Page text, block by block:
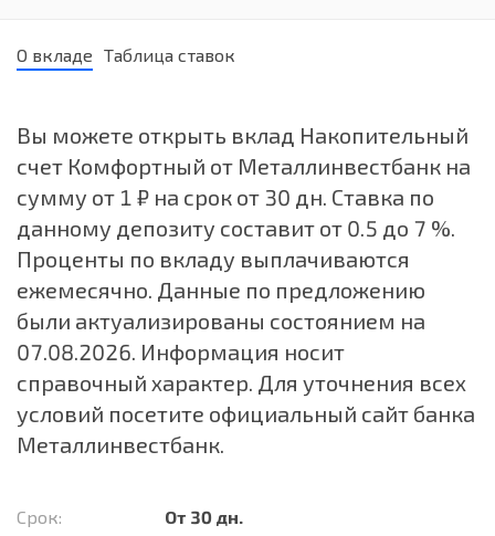
О вкладе Таблица ставок
Вы можете открыть вклад Накопительный
счет Комфортный от Металлинвестбанк на
сумму от 1 ₽ на срок от 30 дн. Ставка по
данному депозиту составит от 0.5 до 7 %.
Проценты по вкладу выплачиваются
ежемесячно. Данные по предложению
были актуализированы состоянием на
07.08.2026. Информация носит
справочный характер. Для уточнения всех
условий посетите официальный сайт банка
Металлинвестбанк.
Срок:
От 30 дн.